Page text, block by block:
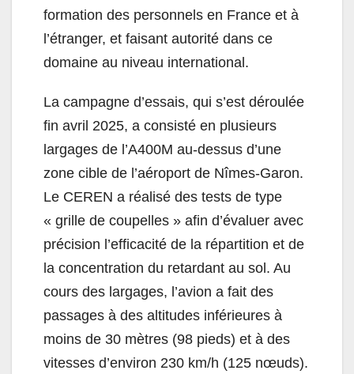
formation des personnels en France et à
l’étranger, et faisant autorité dans ce
domaine au niveau international.
La campagne d’essais, qui s’est déroulée
fin avril 2025, a consisté en plusieurs
largages de l’A400M au-dessus d’une
zone cible de l’aéroport de Nîmes-Garon.
Le CEREN a réalisé des tests de type
« grille de coupelles » afin d’évaluer avec
précision l’efficacité de la répartition et de
la concentration du retardant au sol. Au
cours des largages, l’avion a fait des
passages à des altitudes inférieures à
moins de 30 mètres (98 pieds) et à des
vitesses d’environ 230 km/h (125 nœuds).